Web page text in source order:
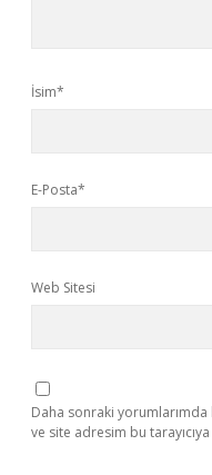
İsim*
E-Posta*
Web Sitesi
Daha sonraki yorumlarımda
ve site adresim bu